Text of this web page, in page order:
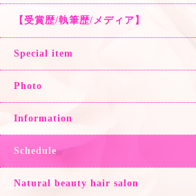
【受賞歴/執筆歴/メディア】
Special item
Photo
Information
Schedule
Natural beauty hair salon